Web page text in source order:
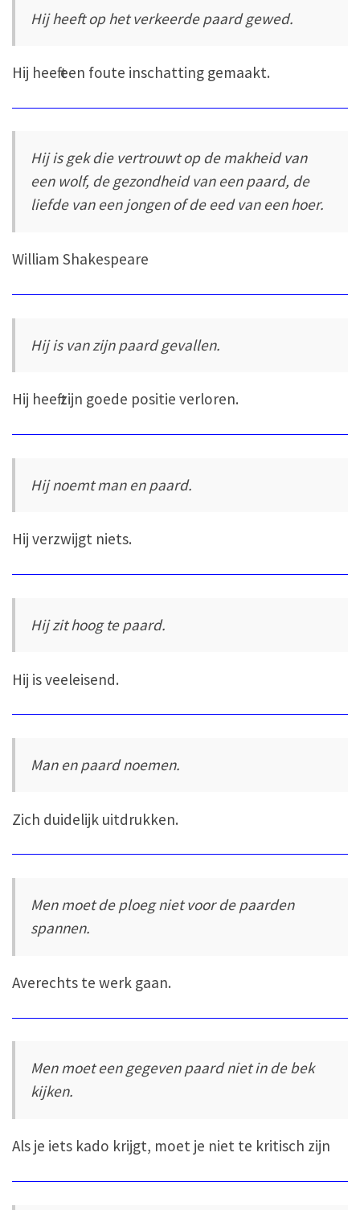
Hij heeft op het verkeerde paard gewed.
Hij heeft een foute inschatting gemaakt.
Hij is gek die vertrouwt op de makheid van
een wolf, de gezondheid van een paard, de
liefde van een jongen of de eed van een hoer.
William Shakespeare
Hij is van zijn paard gevallen.
Hij heeft zijn goede positie verloren.
Hij noemt man en paard.
Hij verzwijgt niets.
Hij zit hoog te paard.
Hij is veeleisend.
Man en paard noemen.
Zich duidelijk uitdrukken.
Men moet de ploeg niet voor de paarden
spannen.
Averechts te werk gaan.
Men moet een gegeven paard niet in de bek
kijken.
Als je iets kado krijgt, moet je niet te kritisch zijn